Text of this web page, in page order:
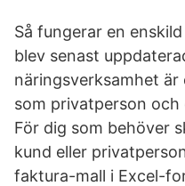
Så fungerar en
blev senast
näringsverksamhet
som privatperson
För dig som behöver
kund eller
faktura-mall i Excel-